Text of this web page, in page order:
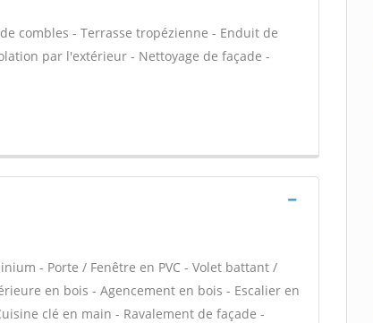
combles - Terrasse tropézienne - Enduit de
par l'extérieur - Nettoyage de façade -
- Porte / Fenêtre en PVC - Volet battant /
en bois - Agencement en bois - Escalier en
clé en main - Ravalement de façade -